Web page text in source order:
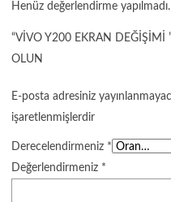
Henüz değerlendirme yapılmadı.
“VIVO Y200 EKRAN DEĞIŞIMI
OLUN
E-posta adresiniz
işaretlenmişlerdir
Derecelendirmeniz *
Değerlendirmeniz *